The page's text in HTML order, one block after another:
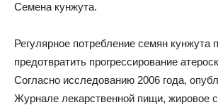
Семена кунжута.
Регулярное потребление семян кунжута
предотвратить прогрессирование
Согласно исследованию 2006 года,
Журнале лекарственной пищи, жировое